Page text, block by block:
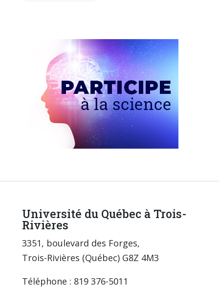
Université du Québec à Trois-
Rivières
3351, boulevard des Forges,
Trois-Rivières (Québec) G8Z 4M3
Téléphone : 819 376-5011